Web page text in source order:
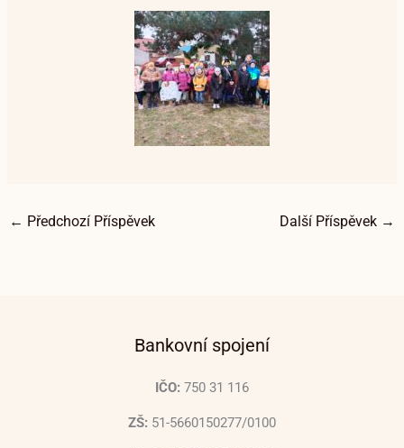
← Předchozí Příspěvek Další Příspěvek →
Bankovní spojení
IČO: 750 31 116
ZŠ: 51-5660150277/0100